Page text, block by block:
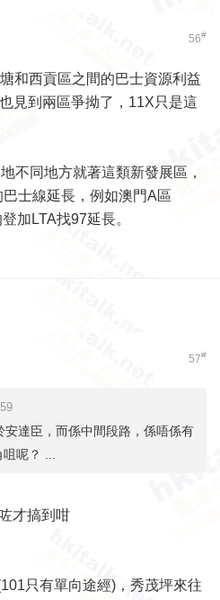
56#
和西貢區之間的巴士資源利益
見到兩區爭拗了，11X只是這
不同地方就著這類新發展區，
士線延長，例如澳門A區
加LTA找97延長。
57#
達臣，而係中間段路，係唔係有
呢？ ...
才搞到咁
只有單向途經)，秀茂坪來往